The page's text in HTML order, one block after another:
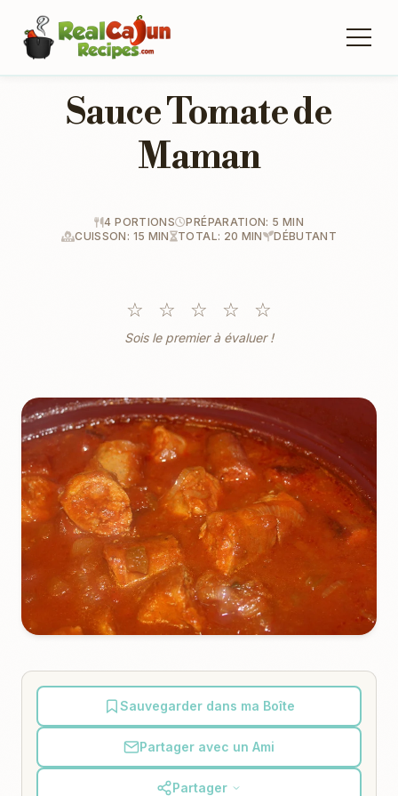
Sauce Tomate de
Maman
4 PORTIONS
PRÉPARATION: 5 MIN
CUISSON: 15 MIN
TOTAL: 20 MIN DÉBUTANT
☆ ☆ ☆ ☆ ☆
Sois le premier à évaluer !
Sauvegarder dans ma Boîte
Partager avec un Ami
Partager